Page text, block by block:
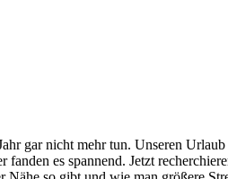
gar nicht mehr tun. Unseren
es spannend. Jetzt